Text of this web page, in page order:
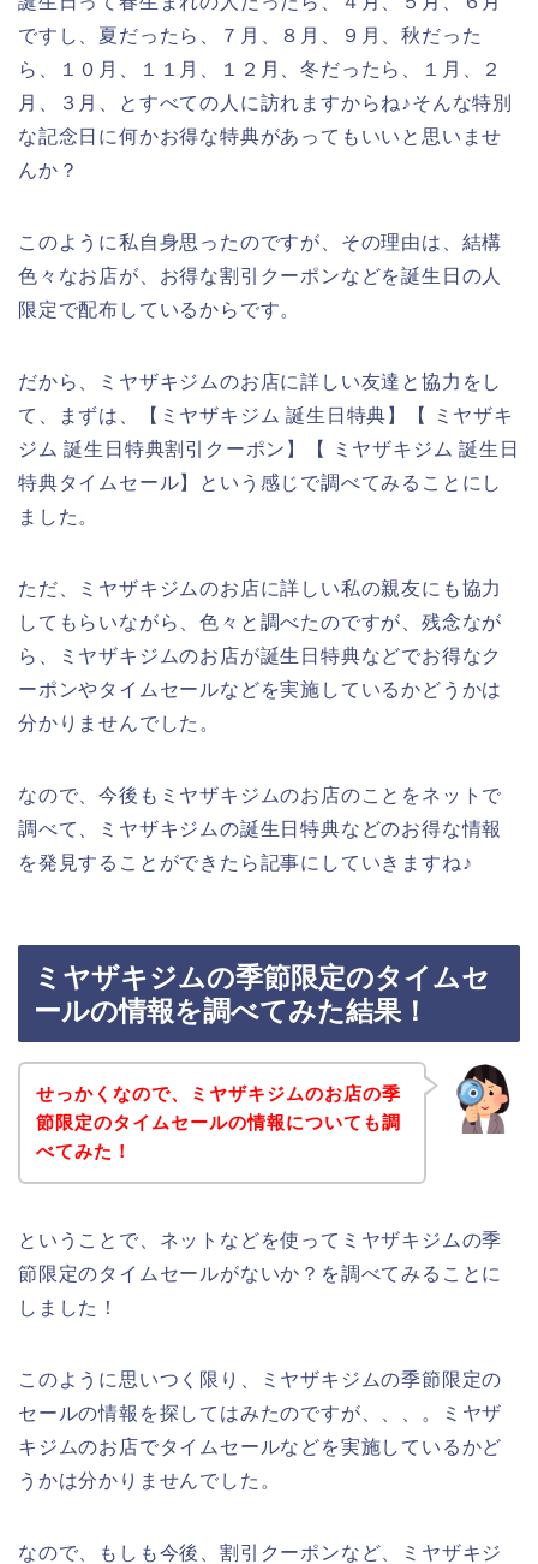
ですし、夏だったら、７月、８月、９月、秋だった
ら、１０月、１１月、１２月、冬だったら、１月、２
月、３月、とすべての人に訪れますからね♪そんな特別
な記念日に何かお得な特典があってもいいと思いませ
んか？
このように私自身思ったのですが、その理由は、結構
色々なお店が、お得な割引クーポンなどを誕生日の人
限定で配布しているからです。
だから、ミヤザキジムのお店に詳しい友達と協力をし
て、まずは、【ミヤザキジム 誕生日特典】【 ミヤザキ
ジム 誕生日特典割引クーポン】【 ミヤザキジム 誕生日
特典タイムセール】という感じで調べてみることにし
ました。
ただ、ミヤザキジムのお店に詳しい私の親友にも協力
してもらいながら、色々と調べたのですが、残念なが
ら、ミヤザキジムのお店が誕生日特典などでお得なク
ーポンやタイムセールなどを実施しているかどうかは
分かりませんでした。
なので、今後もミヤザキジムのお店のことをネットで
調べて、ミヤザキジムの誕生日特典などのお得な情報
を発見することができたら記事にしていきますね♪
ミヤザキジムの季節限定のタイムセ
ールの情報を調べてみた結果！
せっかくなので、ミヤザキジムのお店の季
節限定のタイムセールの情報についても調
べてみた！
ということで、ネットなどを使ってミヤザキジムの季
節限定のタイムセールがないか？を調べてみることに
しました！
このように思いつく限り、ミヤザキジムの季節限定の
セールの情報を探してはみたのですが、、、。ミヤザ
キジムのお店でタイムセールなどを実施しているかど
うかは分かりませんでした。
なので、もしも今後、割引クーポンなど、ミヤザキジ